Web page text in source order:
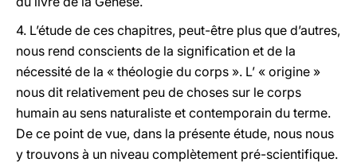
4. L’étude de ces chapitres, peut-être plus que d’autres,
nous rend conscients de la signification et de la
nécessité de la « théologie du corps ». L’ « origine »
nous dit relativement peu de choses sur le corps
humain au sens naturaliste et contemporain du terme.
De ce point de vue, dans la présente étude, nous nous
y trouvons à un niveau complètement pré-scientifique.